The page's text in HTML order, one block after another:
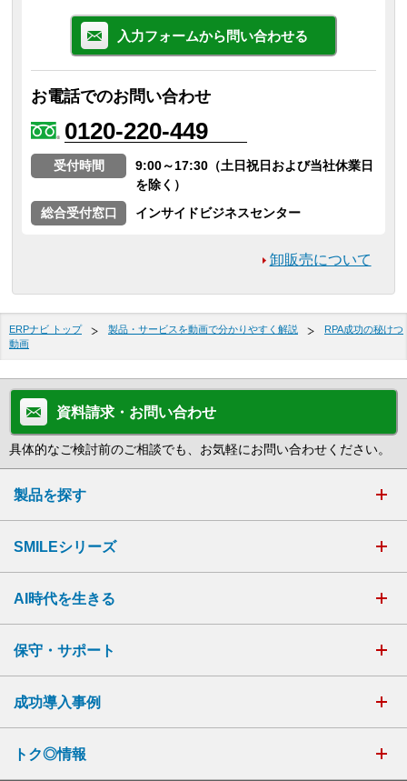
入力フォームから問い合わせる
お電話でのお問い合わせ
0120-220-449
受付時間
9:00～17:30（土日祝日および当社休業日
を除く）
総合受付窓口
インサイドビジネスセンター
卸販売について
ERPナビ トップ 製品・サービスを動画で分かりやすく解説
RPA成功の秘けつ
動画
資料請求・お問い合わせ
具体的なご検討前のご相談でも、お気軽にお問い合わせください。
製品を探す
SMILEシリーズ
AI時代を生きる
保守・サポート
成功導入事例
トク◎情報